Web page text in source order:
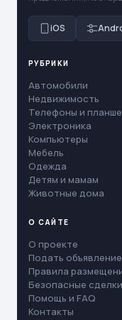
iOS
РУБРИКИ
Автомобили
Недвижимость
Телефоны и
Электроника
Компьютеры
Мебель
Одежда
Детям и мамам
Животные дома
О САЙТЕ
О проекте
Подать объявление
Правила
Безопасные сделки
Помощь и FAQ
Контакты